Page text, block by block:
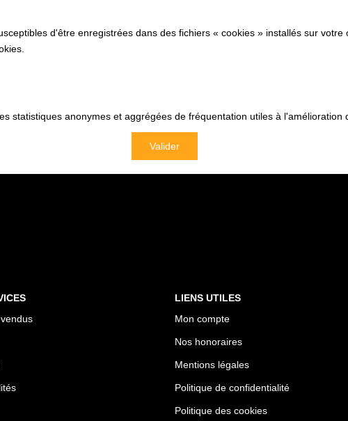
d'être enregistrées dans des fichiers « cookies » installés sur votre
statistiques anonymes et aggrégées de fréquentation utiles à l'amélioration
Valider
LIENS UTILES
Mon compte
Nos honoraires
Mentions légales
Politique de confidentialité
Politique des cookies